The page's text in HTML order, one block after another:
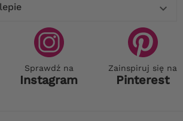

Sprawdź na
Instagram
Zainspiruj się na
Pinterest